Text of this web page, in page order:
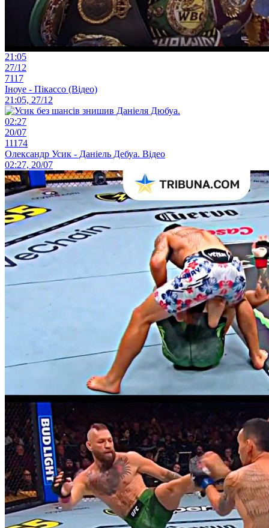
21:05
27/12
7117
Іноуе - Пікассо (Відео)
21:05, 27/12
02:27
20/07
11174
Олександр Усик - Даніель Дебуа. Відео
02:27, 20/07